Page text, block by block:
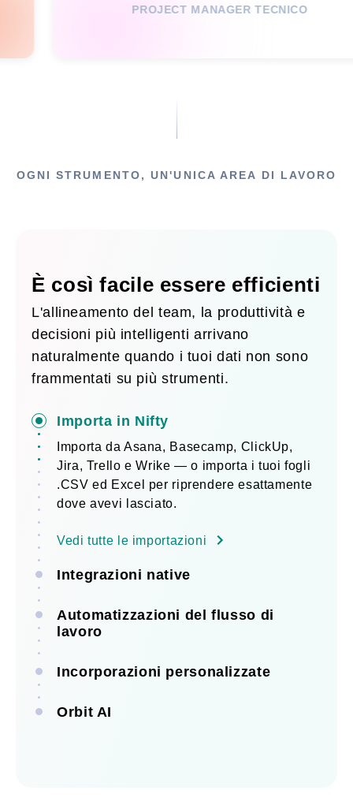
PROJECT MANAGER TECNICO
OGNI STRUMENTO, UN'UNICA AREA DI LAVORO
È così facile essere efficienti
L'allineamento del team, la produttività e
decisioni più intelligenti arrivano
naturalmente quando i tuoi dati non sono
frammentati su più strumenti.
Importa in Nifty
Importa da Asana, Basecamp, ClickUp,
Jira, Trello e Wrike — o importa i tuoi fogli
.CSV ed Excel per riprendere esattamente
dove avevi lasciato.
Vedi tutte le importazioni
Integrazioni native
Automatizzazioni del flusso di
lavoro
Incorporazioni personalizzate
Orbit AI